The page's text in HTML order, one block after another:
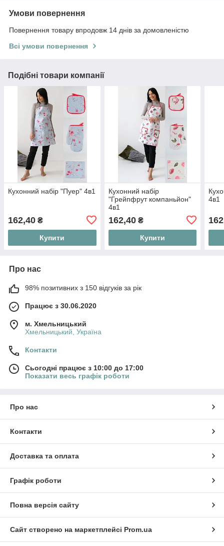
Умови повернення
Повернення товару впродовж 14 днів за домовленістю
Всі умови повернення
Подібні товари компанії
Кухонний набір "Пуер" 4в1
162,40 ₴
Купити
Кухонний набір
"Грейпфрут компаньйон"
4в1
162,40₴
Купити
4в1
Про нас
98% позитивних з 150 відгуків за рік
Працює з 30.06.2020
м. Хмельницький
Хмельницький, Україна
Контакти
Сьогодні працює з 10:00 до 17:00
Показати весь графік роботи
Про нас
Контакти
Доставка та оплата
Графік роботи
Повна версія сайту
Сайт створено на маркетплейсі Prom.ua